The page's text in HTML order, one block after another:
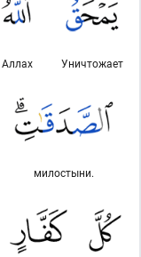
Уничтожает
Аллах
милостыни.